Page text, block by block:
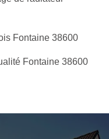
Fontaine 38600
Fontaine 38600